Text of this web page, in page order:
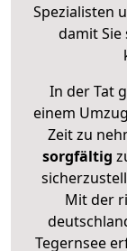
Spezialisten
damit Sie
In der Tat
einem
Zeit zu
sorgfältig
Mit der
Tegernsee